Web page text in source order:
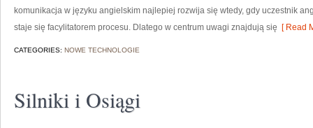
komunikacja w języku angielskim najlepiej rozwija się wtedy, gdy uczestnik
staje się facylitatorem procesu. Dlatego w centrum uwagi znajdują się [ Read
CATEGORIES: NOWE TECHNOLOGIE
Silniki i Osiągi